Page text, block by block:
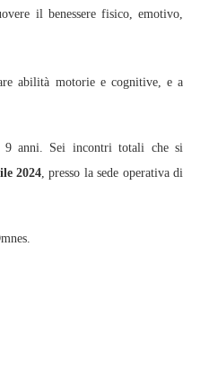
il benessere fisico, emotivo,
abilità motorie e cognitive, e a
anni. Sei incontri totali che si
2024, presso la sede operativa di